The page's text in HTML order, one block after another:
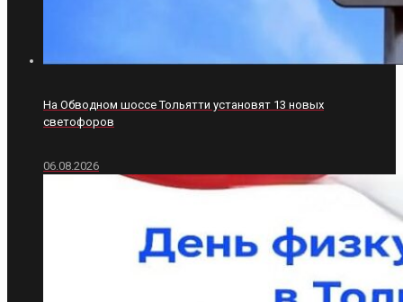
На Обводном шоссе Тольятти установят 13 новых
светофоров
06.08.2026